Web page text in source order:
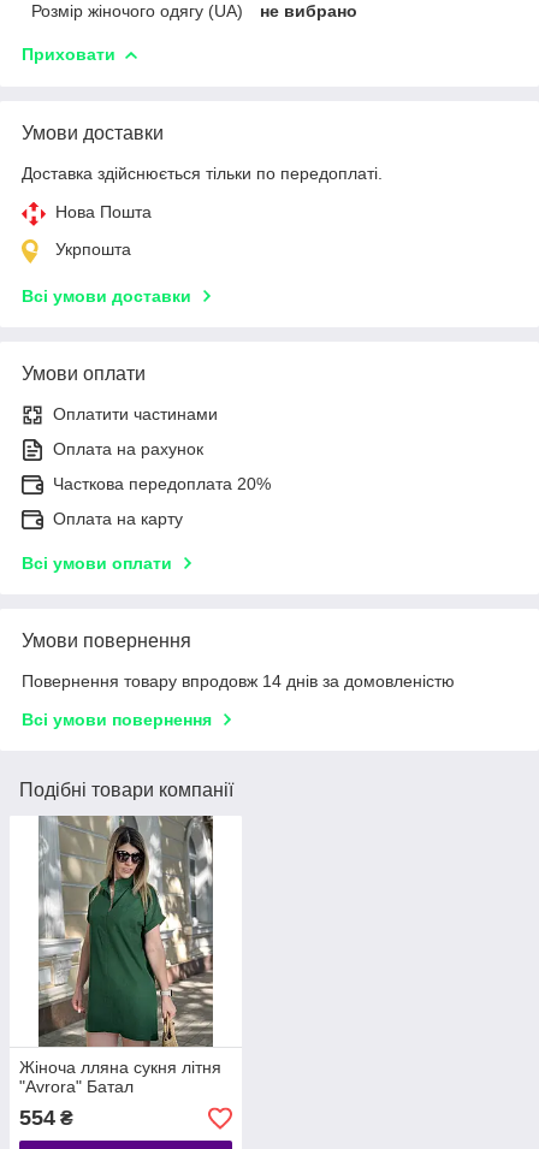
Розмір жіночого одягу (UA) не вибрано
Приховати
Умови доставки
Доставка здійснюється тільки по передоплаті.
Нова Пошта
Укрпошта
Всі умови доставки
Умови оплати
Оплатити частинами
Оплата на рахунок
Часткова передоплата 20%
Оплата на карту
Всі умови оплати
Умови повернення
Повернення товару впродовж 14 днів за домовленістю
Всі умови повернення
Подібні товари компанії
Жіноча лляна сукня літня
"Avrora" Батал
554 ₴